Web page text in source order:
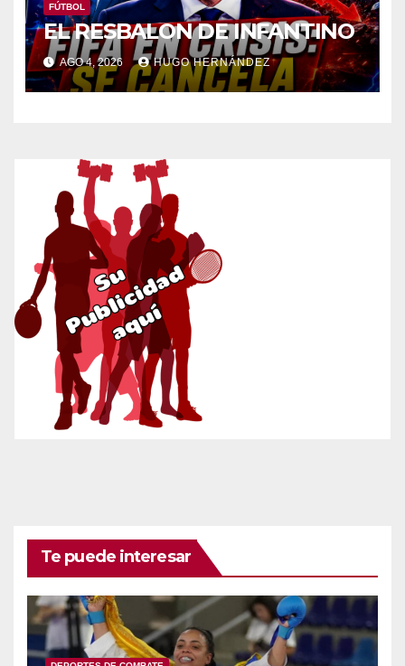
FÚTBOL
EL RESBALON DE INFANTINO
AGO 4, 2026 HUGO HERNÁNDEZ
Te puede interesar